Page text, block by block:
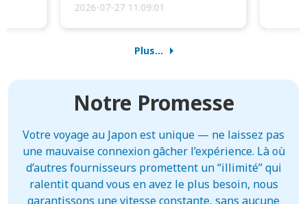
2026-07-27 11:09:01
Plus...
Notre Promesse
Votre voyage au Japon est unique — ne laissez pas
une mauvaise connexion gâcher l’expérience. Là où
d’autres fournisseurs promettent un “illimité” qui
ralentit quand vous en avez le plus besoin, nous
garantissons une vitesse constante, sans aucune